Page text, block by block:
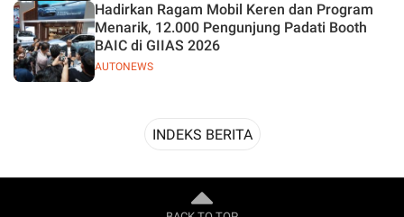
AUTONEWS
Hadirkan Ragam Mobil Keren dan Program
Menarik, 12.000 Pengunjung Padati Booth
BAIC di GIIAS 2026
INDEKS BERITA